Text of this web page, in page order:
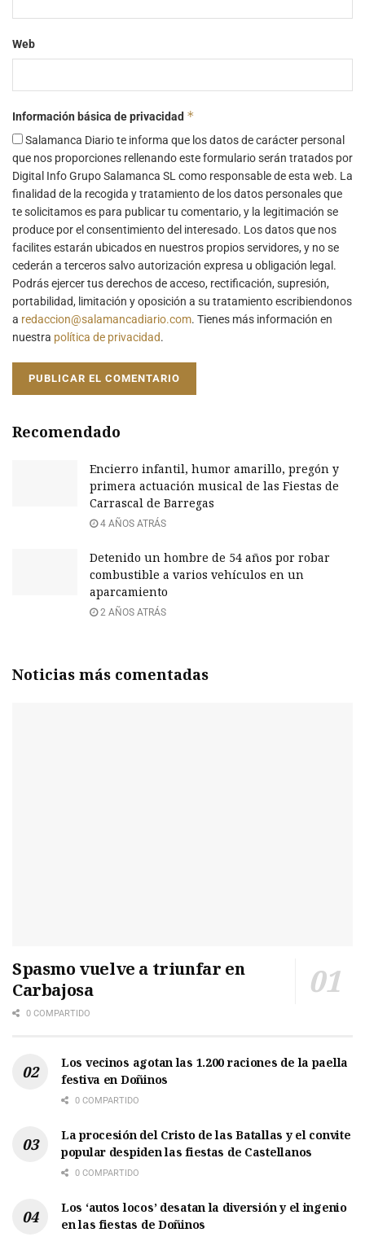
Web
Información básica de privacidad *
Salamanca Diario te informa que los datos de carácter personal
que nos proporciones rellenando este formulario serán tratados por
Digital Info Grupo Salamanca SL como responsable de esta web. La
finalidad de la recogida y tratamiento de los datos personales que
te solicitamos es para publicar tu comentario, y la legitimación se
produce por el consentimiento del interesado. Los datos que nos
facilites estarán ubicados en nuestros propios servidores, y no se
cederán a terceros salvo autorización expresa u obligación legal.
Podrás ejercer tus derechos de acceso, rectificación, supresión,
portabilidad, limitación y oposición a su tratamiento escribiendonos
a redaccion@salamancadiario.com. Tienes más información en
nuestra política de privacidad.
Recomendado
Encierro infantil, humor amarillo, pregón y
primera actuación musical de las Fiestas de
Carrascal de Barregas
4 AÑOS ATRÁS
Detenido un hombre de 54 años por robar
combustible a varios vehículos en un
aparcamiento
2 AÑOS ATRÁS
Noticias más comentadas
Spasmo vuelve a triunfar en
Carbajosa
0 COMPARTIDO
Los vecinos agotan las 1.200 raciones de la paella
festiva en Doñinos
0 COMPARTIDO
La procesión del Cristo de las Batallas y el convite
popular despiden las fiestas de Castellanos
0 COMPARTIDO
Los ‘autos locos’ desatan la diversión y el ingenio
en las fiestas de Doñinos